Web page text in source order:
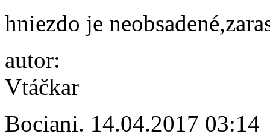
hniezdo je
autor:
Vtáčkar
Bociani. 14.04.2017 03:14